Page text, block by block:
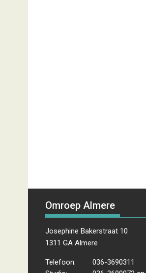
Omroep Almere
Josephine Bakerstraat 10
1311 GA Almere
Telefoon:
036-3690311